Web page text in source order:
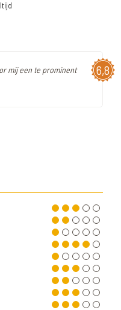
6,8
mij een te prominent